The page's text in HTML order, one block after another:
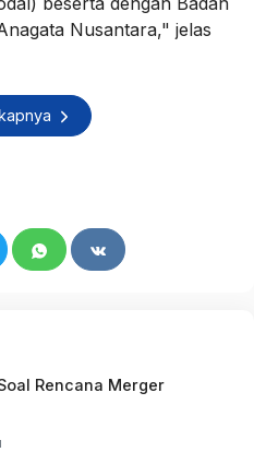
Nusantara," jelas
Rencana Merger